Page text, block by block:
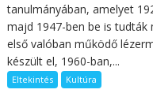
tanulmányában, amelyet
majd 1947-ben be is tudták
első valóban működő
készült el, 1960-ban,...
Eltekintés Kultúra